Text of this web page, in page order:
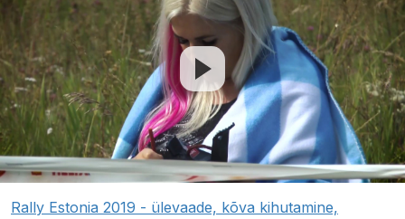
Rally Estonia 2019 - ülevaade, kõva kihutamine,